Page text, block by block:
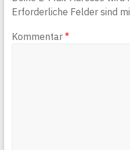
Erforderliche Felder sind
Kommentar *